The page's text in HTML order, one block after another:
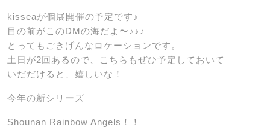
kisseaが個展開催の予定です♪
目の前がこのDMの海だよ〜♪♪♪
とってもごきげんなロケーションです。
土日が2回あるので、こちらもぜひ予定しておいて
いだだけると、嬉しいな！
今年の新シリーズ
Shounan Rainbow Angels！！